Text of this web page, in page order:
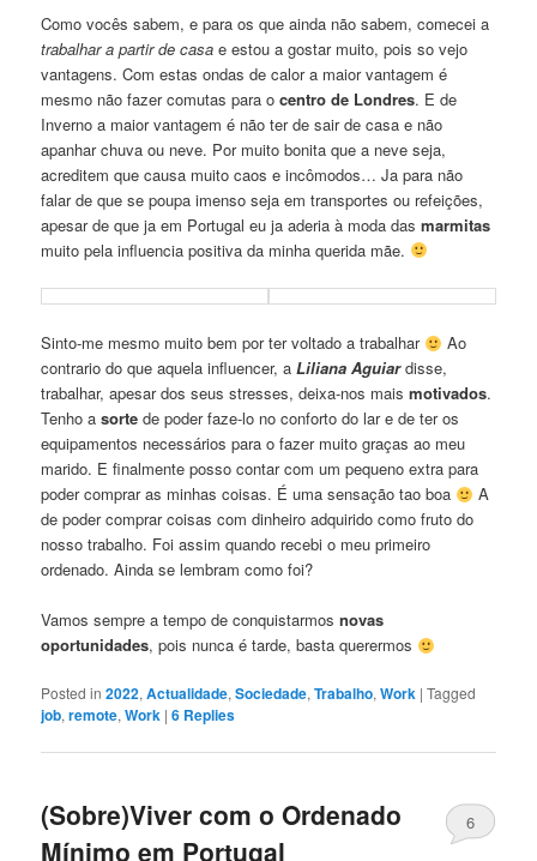
Como vocês sabem, e para os que ainda não sabem, comecei a
trabalhar a partir de casa e estou a gostar muito, pois so vejo
vantagens. Com estas ondas de calor a maior vantagem é
mesmo não fazer comutas para o centro de Londres. E de
Inverno a maior vantagem é não ter de sair de casa e não
apanhar chuva ou neve. Por muito bonita que a neve seja,
acreditem que causa muito caos e incômodos… Ja para não
falar de que se poupa imenso seja em transportes ou refeições,
apesar de que ja em Portugal eu ja aderia à moda dasmarmitas
muito pela influencia positiva da minha querida mãe.
Sinto-me mesmo muito bem por ter voltado a trabalhar
Ao
contrario do que aquela influencer, aLiliana Aguiardisse,
trabalhar, apesar dos seus stresses, deixa-nos maismotivados.
Tenho asorte de poder faze-lo no conforto do lar e de ter os
equipamentos necessários para o fazer muito graças ao meu
marido. E finalmente posso contar com um pequeno extra para
poder comprar as minhas coisas. É uma sensação tao boa
A
de poder comprar coisas com dinheiro adquirido como fruto do
nosso trabalho. Foi assim quando recebi o meu primeiro
ordenado. Ainda se lembram como foi?
Vamos sempre a tempo de conquistarmosnovas
oportunidades, pois nunca é tarde, basta querermos
Posted in 2022,Actualidade,Sociedade,Trabalho,Work |Tagged
job,remote,Work |6 Replies
(Sobre)Viver com o Ordenado
Mínimo em Portugal
6